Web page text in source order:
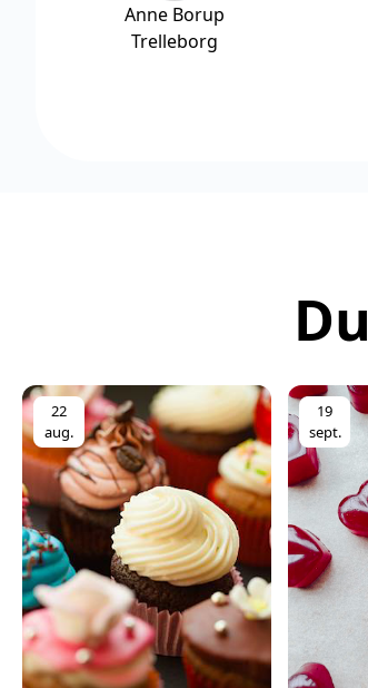
Anne Borup
Trelleborg
22
aug.
19
sept.